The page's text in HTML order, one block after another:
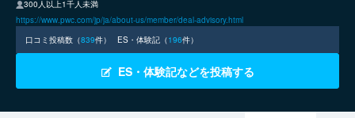
300人以上1千人未満
https://www.pwc.com/jp/ja/about-us/member/deal-advisory.html
口コミ投稿数（839件） ES・体験記（196件）
ES・体験記などを投稿する